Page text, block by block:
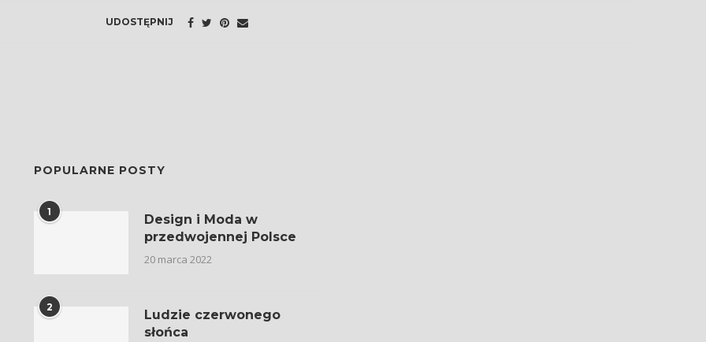
UDOSTĘPNIJ
POPULARNE POSTY
1
Design i Moda w
przedwojennej Polsce
20 marca 2022
2
Ludzie czerwonego
słońca